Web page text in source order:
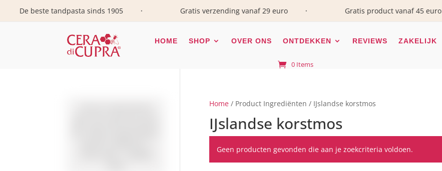
De beste tandpasta sinds 1905 Gratis verzending vanaf 29 euro Gratis product vanaf 45 euro
HOME SHOP OVER ONS ONTDEKKEN REVIEWS ZAKELIJK
0 Items
Home/ Product Ingrediënten / IJslandse korstmos
IJslandse korstmos
Geen producten gevonden die aan je zoekcriteria voldoen.